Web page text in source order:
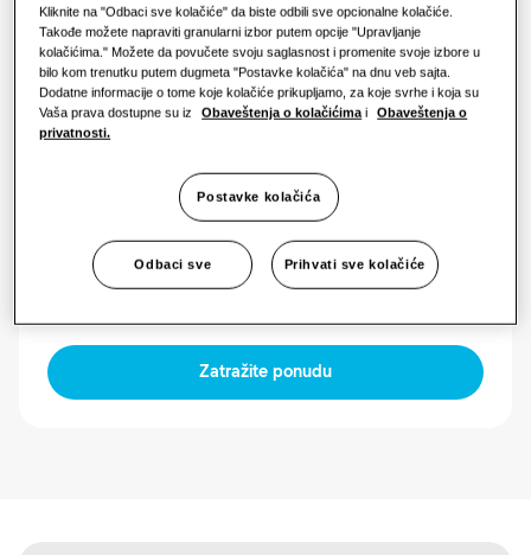
Kancelarija
Održivost
One Samsung
Dostupni kapacitet
1.7KW 2.2KW 2.8KW 3.6KW
4.5KW 5.6KW 7.1KW 9.0KW
12.8KW 14.0KW
Dostupna snaga
1 Faza
Zatražite ponudu
Kliknite na "Odbaci sve kolačiće" da biste odbili sve opcionalne kolačiće.
Takođe možete napraviti granularni izbor putem opcije "Upravljanje
kolačićima." Možete da povučete svoju saglasnost i promenite svoje izbore u
bilo kom trenutku putem dugmeta "Postavke kolačića" na dnu veb sajta.
Dodatne informacije o tome koje kolačiće prikupljamo, za koje svrhe i koja su
Vaša prava dostupne su iz
Obaveštenja o kolačićima i
Obaveštenja o
privatnosti.
Postavke kolačića
Odbaci sve Prihvati sve kolačiće